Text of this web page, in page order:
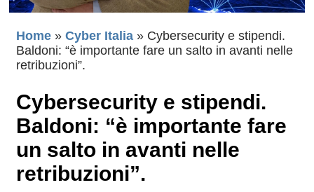
Home » Cyber Italia » Cybersecurity e stipendi.
Baldoni: “è importante fare un salto in avanti nelle
retribuzioni”.
Cybersecurity e stipendi.
Baldoni: “è importante fare
un salto in avanti nelle
retribuzioni”.